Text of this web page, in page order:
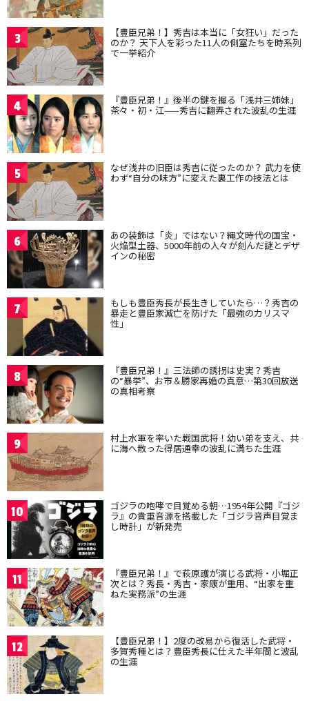
3 【豊臣兄弟！】秀吉は本当に「女狂い」だった
のか？ 天下人を彩った11人の側室たちを時系列
で一挙紹介
4 『豊臣兄弟！』後半の鍵を握る「浅井三姉妹」
茶々・初・江——秀吉に翻弄された波乱の生涯
5 なぜ浅井の旧臣は秀吉に従ったのか？ 武力を使
わず“自分の味方”に変えた裏工作の技法とは
6 あの装飾は「炎」ではない？縄文時代の国宝・
火焔型土器、5000年前の人々が刻んだ謎とデザ
インの秘密
7 もしも豊臣秀長が長生きしていたら…？秀吉の
暴走と豊臣家滅亡を防げた「最強のカリスマ
性」
8 『豊臣兄弟！』三法師の誘拐は史実？秀吉
の“暴挙”、お市＆勝家再婚の真意…第30回放送
の真相考察
9 村上水軍を率いた戦国武将！幼い弟を支え、共
に海へ散った得居通幸の波乱に満ちた生涯
10 ゴジラの咆哮で目覚める朝…1954年公開『ゴジ
ラ』の貴重音源を搭載した「ゴジラ音声目覚ま
し時計」が新発売
11 『豊臣兄弟！』で萩原護が演じる武将・小堀正
次とは？秀長・秀吉・家康が重用、“出家を重
ねた実務派”の生涯
12 【豊臣兄弟！】2度の改易から復活した武将・
多賀秀種とは？豊臣秀長に仕えた半年間と波乱
の生涯